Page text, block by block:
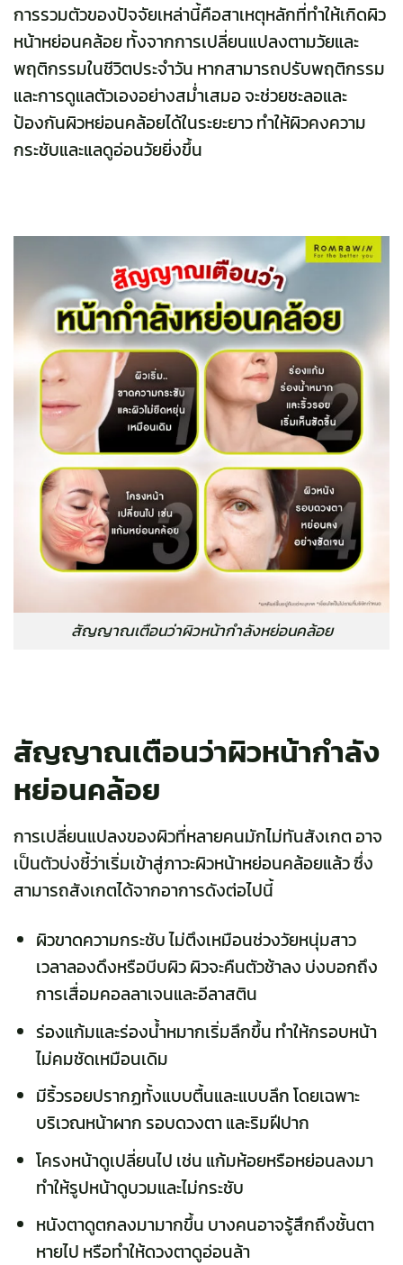
การรวมตัวของปัจจัยเหล่านี้คือสาเหตุหลักที่ทำให้เกิดผิว
หน้าหย่อนคล้อยทั้งจากการเปลี่ยนแปลงตามวัยและ
พฤติกรรมในชีวิตประจำวัน หากสามารถปรับพฤติกรรม
และการดูแลตัวเองอย่างสม่ำเสมอ จะช่วยชะลอและ
ป้องกันผิวหย่อนคล้อยได้ในระยะยาว ทำให้ผิวคงความ
กระชับและแลดูอ่อนวัยยิ่งขึ้น
สัญญาณเตือนว่าผิวหน้ากำลังหย่อนคล้อย
สัญญาณเตือนว่าผิวหน้ากำลัง
หย่อนคล้อย
การเปลี่ยนแปลงของผิวที่หลายคนมักไม่ทันสังเกต อาจ
เป็นตัวบ่งชี้ว่าเริ่มเข้าสู่ภาวะผิวหน้าหย่อนคล้อยแล้ว ซึ่ง
สามารถสังเกตได้จากอาการดังต่อไปนี้
ผิวขาดความกระชับ ไม่ตึงเหมือนช่วงวัยหนุ่มสาว
เวลาลองดึงหรือบีบผิว ผิวจะคืนตัวช้าลง บ่งบอกถึง
การเสื่อมคอลลาเจนและอีลาสติน
ร่องแก้มและร่องน้ำหมากเริ่มลึกขึ้น ทำให้กรอบหน้า
ไม่คมชัดเหมือนเดิม
มีริ้วรอยปรากฏทั้งแบบตื้นและแบบลึก โดยเฉพาะ
บริเวณหน้าผาก รอบดวงตา และริมฝีปาก
โครงหน้าดูเปลี่ยนไป เช่น แก้มห้อยหรือหย่อนลงมา
ทำให้รูปหน้าดูบวมและไม่กระชับ
หนังตาดูตกลงมามากขึ้น บางคนอาจรู้สึกถึงชั้นตา
หายไป หรือทำให้ดวงตาดูอ่อนล้า